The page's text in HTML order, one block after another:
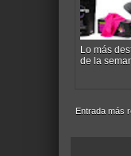
Lo más
de la
Entrada más